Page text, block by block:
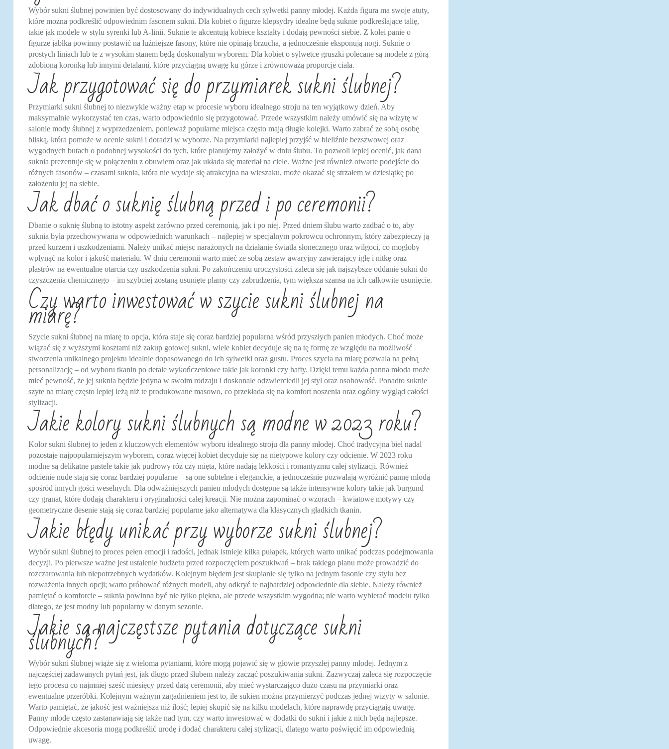
Wybór sukni ślubnej powinien być dostosowany do indywidualnych cech sylwetki panny młodej. Każda figura ma swoje atuty,
które można podkreślić odpowiednim fasonem sukni. Dla kobiet o figurze klepsydry idealne będą suknie podkreślające talię,
takie jak modele w stylu syrenki lub A-linii. Suknie te akcentują kobiece kształty i dodają pewności siebie. Z kolei panie o
figurze jabłka powinny postawić na luźniejsze fasony, które nie opinają brzucha, a jednocześnie eksponują nogi. Suknie o
prostych liniach lub te z wysokim stanem będą doskonałym wyborem. Dla kobiet o sylwetce gruszki polecane są modele z górą
zdobioną koronką lub innymi detalami, które przyciągną uwagę ku górze i zrównoważą proporcje ciała.
Jak przygotować się do przymiarek sukni ślubnej?
Przymiarki sukni ślubnej to niezwykle ważny etap w procesie wyboru idealnego stroju na ten wyjątkowy dzień. Aby
maksymalnie wykorzystać ten czas, warto odpowiednio się przygotować. Przede wszystkim należy umówić się na wizytę w
salonie mody ślubnej z wyprzedzeniem, ponieważ popularne miejsca często mają długie kolejki. Warto zabrać ze sobą osobę
bliską, która pomoże w ocenie sukni i doradzi w wyborze. Na przymiarki najlepiej przyjść w bieliźnie bezszwowej oraz
wygodnych butach o podobnej wysokości do tych, które planujemy założyć w dniu ślubu. To pozwoli lepiej ocenić, jak dana
suknia prezentuje się w połączeniu z obuwiem oraz jak układa się materiał na ciele. Ważne jest również otwarte podejście do
różnych fasonów – czasami suknia, która nie wydaje się atrakcyjna na wieszaku, może okazać się strzałem w dziesiątkę po
założeniu jej na siebie.
Jak dbać o suknię ślubną przed i po ceremonii?
Dbanie o suknię ślubną to istotny aspekt zarówno przed ceremonią, jak i po niej. Przed dniem ślubu warto zadbać o to, aby
suknia była przechowywana w odpowiednich warunkach – najlepiej w specjalnym pokrowcu ochronnym, który zabezpieczy ją
przed kurzem i uszkodzeniami. Należy unikać miejsc narażonych na działanie światła słonecznego oraz wilgoci, co mogłoby
wpłynąć na kolor i jakość materiału. W dniu ceremonii warto mieć ze sobą zestaw awaryjny zawierający igłę i nitkę oraz
plastrów na ewentualne otarcia czy uszkodzenia sukni. Po zakończeniu uroczystości zaleca się jak najszybsze oddanie sukni do
czyszczenia chemicznego – im szybciej zostaną usunięte plamy czy zabrudzenia, tym większa szansa na ich całkowite usunięcie.
Czy warto inwestować w szycie sukni ślubnej na
miarę?
Szycie sukni ślubnej na miarę to opcja, która staje się coraz bardziej popularna wśród przyszłych panien młodych. Choć może
wiązać się z wyższymi kosztami niż zakup gotowej sukni, wiele kobiet decyduje się na tę formę ze względu na możliwość
stworzenia unikalnego projektu idealnie dopasowanego do ich sylwetki oraz gustu. Proces szycia na miarę pozwala na pełną
personalizację – od wyboru tkanin po detale wykończeniowe takie jak koronki czy hafty. Dzięki temu każda panna młoda może
mieć pewność, że jej suknia będzie jedyna w swoim rodzaju i doskonale odzwierciedli jej styl oraz osobowość. Ponadto suknie
szyte na miarę często lepiej leżą niż te produkowane masowo, co przekłada się na komfort noszenia oraz ogólny wygląd całości
stylizacji.
Jakie kolory sukni ślubnych są modne w 2023 roku?
Kolor sukni ślubnej to jeden z kluczowych elementów wyboru idealnego stroju dla panny młodej. Choć tradycyjna biel nadal
pozostaje najpopularniejszym wyborem, coraz więcej kobiet decyduje się na nietypowe kolory czy odcienie. W 2023 roku
modne są delikatne pastele takie jak pudrowy róż czy mięta, które nadają lekkości i romantyzmu całej stylizacji. Również
odcienie nude stają się coraz bardziej popularne – są one subtelne i eleganckie, a jednocześnie pozwalają wyróżnić pannę młodą
spośród innych gości weselnych. Dla odważniejszych panien młodych dostępne są także intensywne kolory takie jak burgund
czy granat, które dodają charakteru i oryginalności całej kreacji. Nie można zapominać o wzorach – kwiatowe motywy czy
geometryczne desenie stają się coraz bardziej popularne jako alternatywa dla klasycznych gładkich tkanin.
Jakie błędy unikać przy wyborze sukni ślubnej?
Wybór sukni ślubnej to proces pełen emocji i radości, jednak istnieje kilka pułapek, których warto unikać podczas podejmowania
decyzji. Po pierwsze ważne jest ustalenie budżetu przed rozpoczęciem poszukiwań – brak takiego planu może prowadzić do
rozczarowania lub niepotrzebnych wydatków. Kolejnym błędem jest skupianie się tylko na jednym fasonie czy stylu bez
rozważenia innych opcji; warto próbować różnych modeli, aby odkryć te najbardziej odpowiednie dla siebie. Należy również
pamiętać o komforcie – suknia powinna być nie tylko piękna, ale przede wszystkim wygodna; nie warto wybierać modelu tylko
dlatego, że jest modny lub popularny w danym sezonie.
Jakie są najczęstsze pytania dotyczące sukni
ślubnych?
Wybór sukni ślubnej wiąże się z wieloma pytaniami, które mogą pojawić się w głowie przyszłej panny młodej. Jednym z
najczęściej zadawanych pytań jest, jak długo przed ślubem należy zacząć poszukiwania sukni. Zazwyczaj zaleca się rozpoczęcie
tego procesu co najmniej sześć miesięcy przed datą ceremonii, aby mieć wystarczająco dużo czasu na przymiarki oraz
ewentualne przeróbki. Kolejnym ważnym zagadnieniem jest to, ile sukien można przymierzyć podczas jednej wizyty w salonie.
Warto pamiętać, że jakość jest ważniejsza niż ilość; lepiej skupić się na kilku modelach, które naprawdę przyciągają uwagę.
Panny młode często zastanawiają się także nad tym, czy warto inwestować w dodatki do sukni i jakie z nich będą najlepsze.
Odpowiednie akcesoria mogą podkreślić urodę i dodać charakteru całej stylizacji, dlatego warto poświęcić im odpowiednią
uwagę.